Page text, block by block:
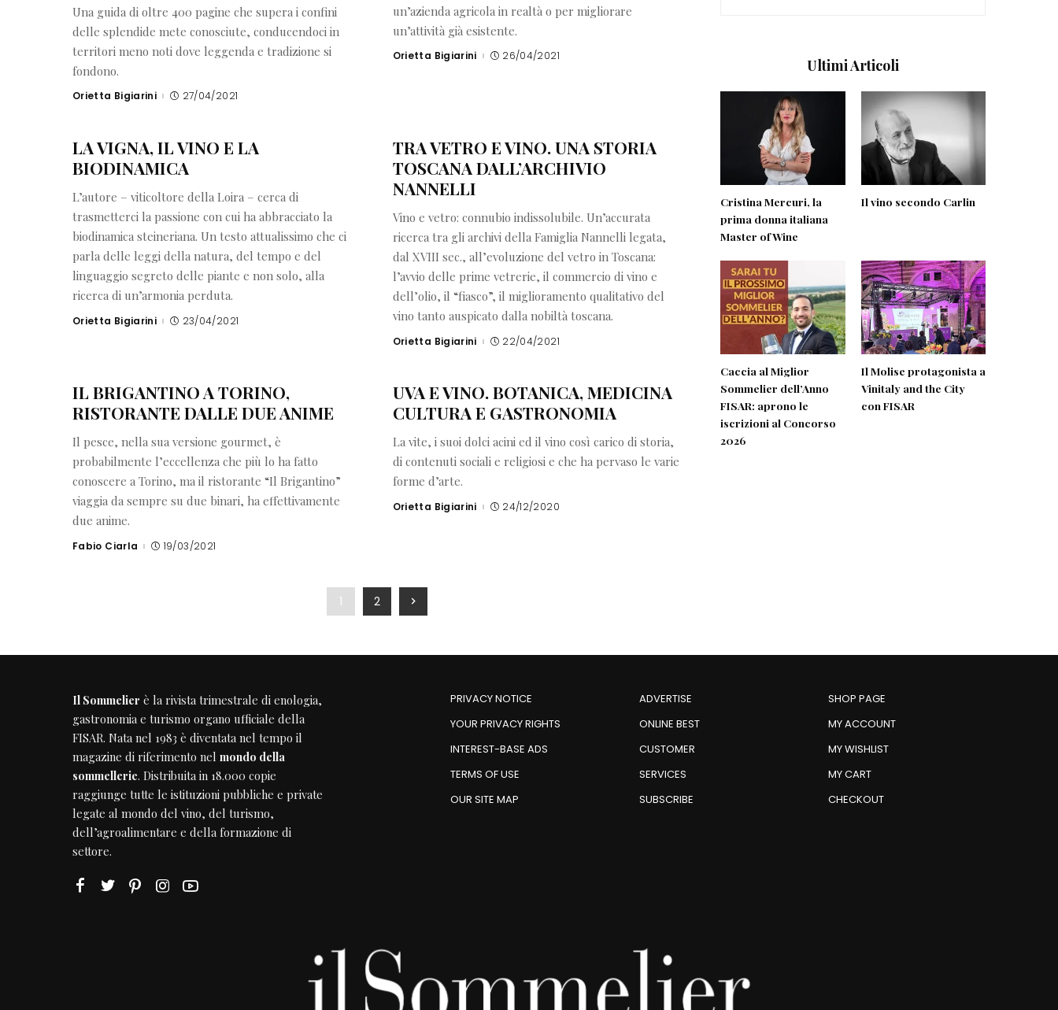
Una guida di oltre 400 pagine che supera i confini
delle splendide mete conosciute, conducendoci in
territori meno noti dove leggenda e tradizione si
fondono.
Posted
Orietta Bigiarini 27/04/2021
un’azienda agricola in realtà o per migliorare
un’attività già esistente.
Posted
Orietta Bigiarini 26/04/2021
LA VIGNA, IL VINO E LA
BIODINAMICA
L’autore – viticoltore della Loira – cerca di
trasmetterci la passione con cui ha abbracciato la
biodinamica steineriana. Un testo attualissimo che ci
parla delle leggi della natura, del tempo e del
linguaggio segreto delle piante e non solo, alla
ricerca di un’armonia perduta.
Posted
Orietta Bigiarini 23/04/2021
TRA VETRO E VINO. UNA STORIA
TOSCANA DALL’ARCHIVIO
NANNELLI
Vino e vetro: connubio indissolubile. Un’accurata
ricerca tra gli archivi della Famiglia Nannelli legata,
dal XVIII sec., all’evoluzione del vetro in Toscana:
l’avvio delle prime vetrerie, il commercio di vino e
dell’olio, il “fiasco”, il miglioramento qualitativo del
vino tanto auspicato dalla nobiltà toscana.
Posted
Orietta Bigiarini 22/04/2021
IL BRIGANTINO A TORINO,
RISTORANTE DALLE DUE ANIME
Il pesce, nella sua versione gourmet, è
probabilmente l’eccellenza che più lo ha fatto
conoscere a Torino, ma il ristorante “Il Brigantino”
viaggia da sempre su due binari, ha effettivamente
due anime.
Posted
Fabio Ciarla 19/03/2021
UVA E VINO. BOTANICA, MEDICINA
CULTURA E GASTRONOMIA
La vite, i suoi dolci acini ed il vino così carico di storia,
di contenuti sociali e religiosi e che ha pervaso le varie
forme d’arte.
Posted
Orietta Bigiarini 24/12/2020
1 2
Ultimi Articoli
Cristina Mercuri, la
prima donna italiana
Master of Wine
Il vino secondo Carlin
Caccia al Miglior
Sommelier dell’Anno
FISAR: aprono le
iscrizioni al Concorso
2026
Il Molise protagonista a
Vinitaly and the City
con FISAR
Il Sommelier è la rivista trimestrale di enologia,
gastronomia e turismo organo ufficiale della
FISAR. Nata nel 1983 è diventata nel tempo il
magazine di riferimento nel mondo della
sommellerie. Distribuita in 18.000 copie
raggiunge tutte le istituzioni pubbliche e private
legate al mondo del vino, del turismo,
dell’agroalimentare e della formazione di
settore.
PRIVACY NOTICE
YOUR PRIVACY RIGHTS
INTEREST-BASE ADS
TERMS OF USE
OUR SITE MAP
ADVERTISE
ONLINE BEST
CUSTOMER
SERVICES
SUBSCRIBE
SHOP PAGE
MY ACCOUNT
MY WISHLIST
MY CART
CHECKOUT